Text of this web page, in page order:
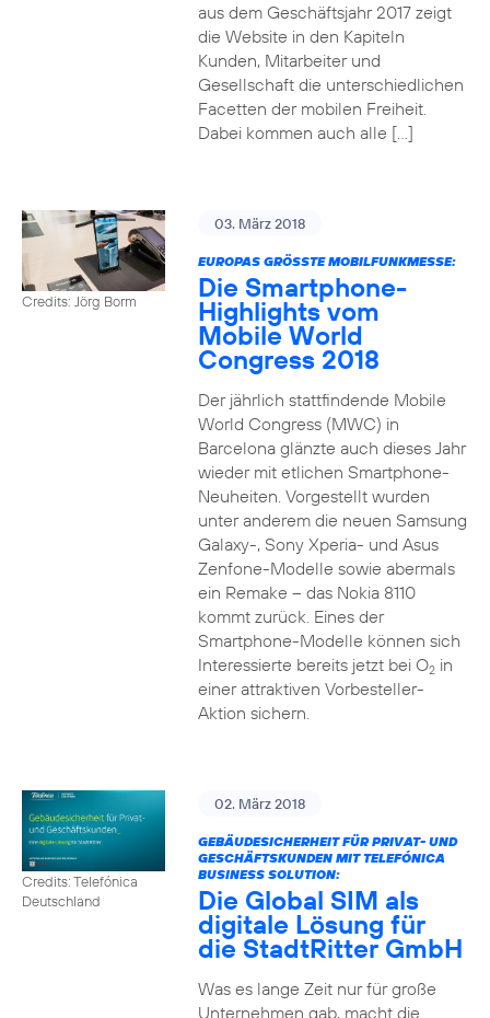
aus dem Geschäftsjahr 2017 zeigt
die Website in den Kapiteln
Kunden, Mitarbeiter und
Gesellschaft die unterschiedlichen
Facetten der mobilen Freiheit.
Dabei kommen auch alle […]
Credits: Jörg Borm
03. März 2018
EUROPAS GRÖSSTE MOBILFUNKMESSE:
Die Smartphone-
Highlights vom
Mobile World
Congress 2018
Der jährlich stattfindende Mobile
World Congress (MWC) in
Barcelona glänzte auch dieses Jahr
wieder mit etlichen Smartphone-
Neuheiten. Vorgestellt wurden
unter anderem die neuen Samsung
Galaxy-, Sony Xperia- und Asus
Zenfone-Modelle sowie abermals
ein Remake – das Nokia 8110
kommt zurück. Eines der
Smartphone-Modelle können sich
Interessierte bereits jetzt bei O2in
einer attraktiven Vorbesteller-
Aktion sichern.
Credits: Telefónica
Deutschland
02. März 2018
GEBÄUDESICHERHEIT FÜR PRIVAT- UND
GESCHÄFTSKUNDEN MIT TELEFÓNICA
BUSINESS SOLUTION:
Die Global SIM als
digitale Lösung für
die StadtRitter GmbH
Was es lange Zeit nur für große
Unternehmen gab, macht die